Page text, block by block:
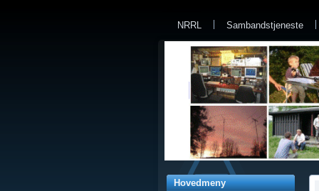
NRRL
Sambandstjeneste
Hovedmeny